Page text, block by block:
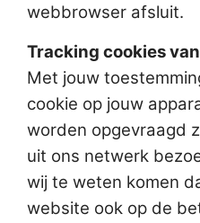
webbrowser afsluit.
Tracking cookies
Met jouw
cookie op jouw
worden opgevraagd
uit ons netwerk
wij te weten komen
website ook op de